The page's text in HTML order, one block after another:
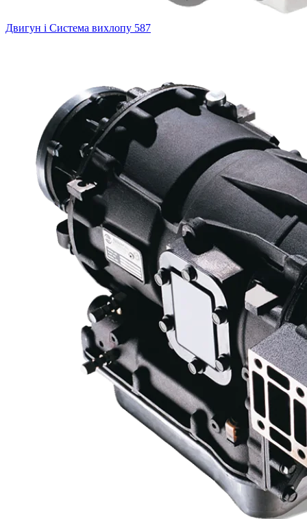
Двигун і Система вихлопу 587